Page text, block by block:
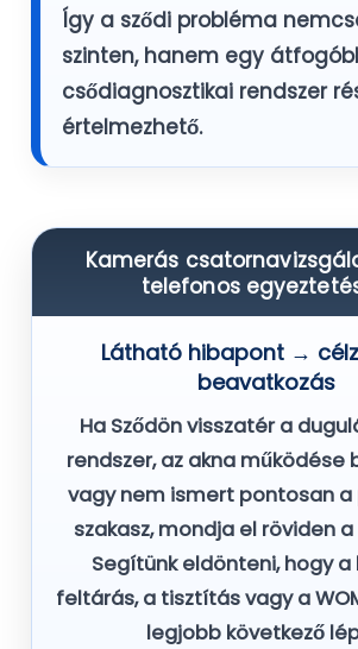
Így a sződi probléma
szinten, hanem egy
csődiagnosztikai rendszer
értelmezhető.
Kamerás
telefonos
Látható hibapont →
beavatkozás
Ha Sződön visszatér a
rendszer, az akna működése
vagy nem ismert pontosan
szakasz, mondja el röviden
Segítünk eldönteni, hogy
feltárás, a tisztítás vagy a
legjobb következő